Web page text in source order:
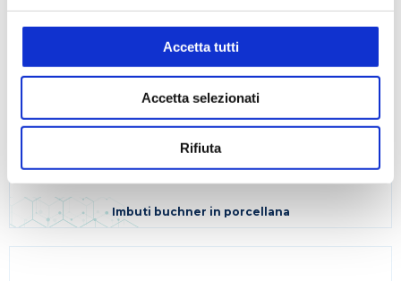
Accetta tutti
Accetta selezionati
Rifiuta
Imbuti buchner in porcellana